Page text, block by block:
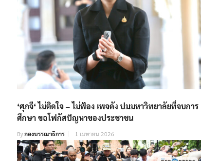
‘ศุภจี‘ ไม่ติดใจ – ไม่ฟ้อง เพจดัง ปมมหาวิทยาลัยที่จบการ
ศึกษา ขอโฟกัสปัญหาของประชาชน
Byกองบรรณาธิการ 1 เมษายน 2026